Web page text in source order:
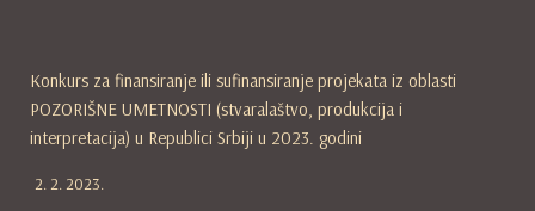
Konkurs za finansiranje ili sufinansiranje projekata iz oblasti
POZORIŠNE UMETNOSTI (stvaralaštvo, produkcija i
interpretacija) u Republici Srbiji u 2023. godini
2. 2. 2023.